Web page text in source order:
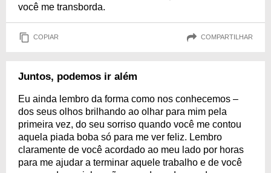
você me transborda.
COPIAR COMPARTILHAR
Juntos, podemos ir além
Eu ainda lembro da forma como nos conhecemos –
dos seus olhos brilhando ao olhar para mim pela
primeira vez, do seu sorriso quando você me contou
aquela piada boba só para me ver feliz. Lembro
claramente de você acordado ao meu lado por horas
para me ajudar a terminar aquele trabalho e de você